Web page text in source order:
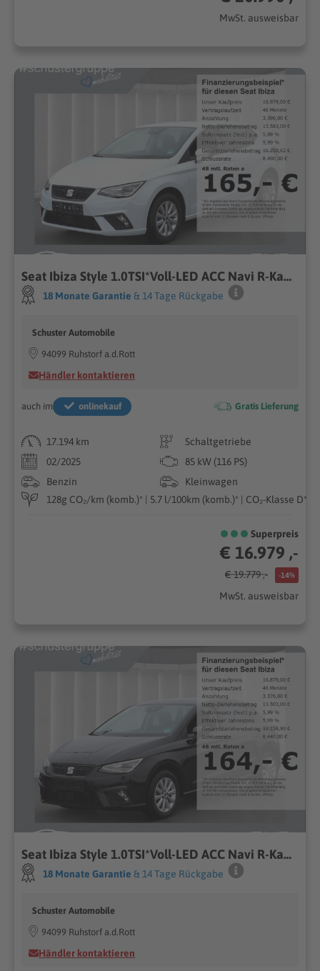
MwSt. ausweisbar
Seat Ibiza Style 1.0TSI*Voll-LED ACC Navi R-Kam SHZ
18 Monate Garantie & 14 Tage Rückgabe
Schuster Automobile
94099 Ruhstorf a.d.Rott
Händler kontaktieren
auch im onlinekauf Gratis Lieferung
17.194 km
Schaltgetriebe
02/2025
85 kW (116 PS)
Benzin
Kleinwagen
128g CO₂/km (komb.)* | 5.7 l/100km (komb.)* | CO₂-Klasse D*
Superpreis
€ 16.979 ,-
€ 19.779 ,- -14%
MwSt. ausweisbar
Seat Ibiza Style 1.0TSI*Voll-LED ACC Navi R-Kam SHZ
18 Monate Garantie & 14 Tage Rückgabe
Schuster Automobile
94099 Ruhstorf a.d.Rott
Händler kontaktieren